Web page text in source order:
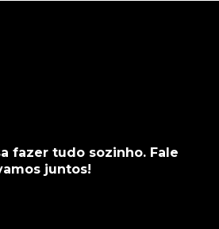
fazer tudo sozinho. Fale
juntos!